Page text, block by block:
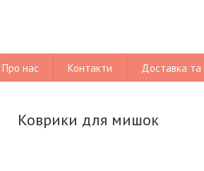
Про нас Контакти Доставка та
Коврики для мишок